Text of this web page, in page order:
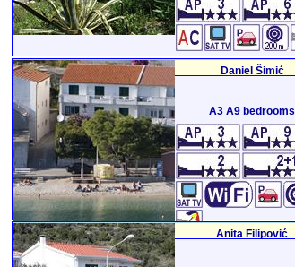
Daniel Šimić
A3 A9 bedrooms
Anita Filipović